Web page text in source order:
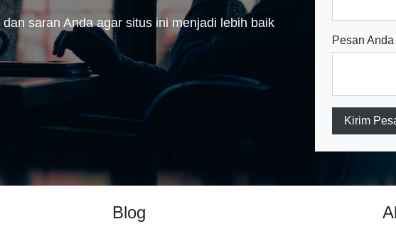
saran Anda agar situs ini menjadi lebih baik
Pesan Anda
Kirim
Blog